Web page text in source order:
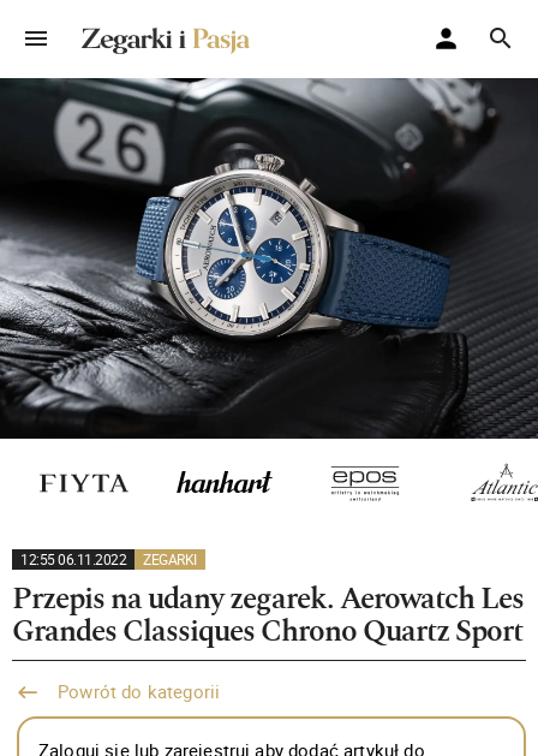
12:55 06.11.2022 ZEGARKI
Przepis na udany zegarek. Aerowatch Les
Grandes Classiques Chrono Quartz Sport
Powrót do kategorii
Zaloguj się lub zarejestruj aby dodać artykuł do